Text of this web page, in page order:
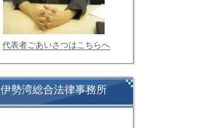
代表者ごあいさつはこちらへ
伊勢湾総合法律事務所